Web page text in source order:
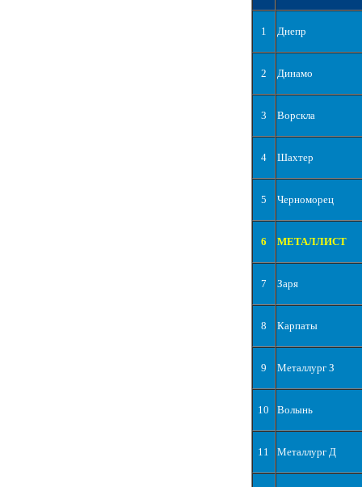
1 Днепр
2 Динамо
3 Ворскла
4 Шахтер
5 Черноморец
6 МЕТАЛЛИСТ
7 Заря
8 Карпаты
9 Металлург З
10 Волынь
11 Металлург Д